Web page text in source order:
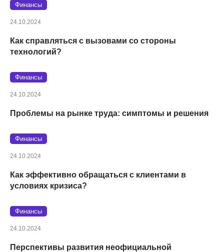
Финансы
24.10.2024
Как справляться с вызовами со стороны
технологий?
Финансы
24.10.2024
Проблемы на рынке труда: симптомы и решения
Финансы
24.10.2024
Как эффективно обращаться с клиентами в
условиях кризиса?
Финансы
24.10.2024
Перспективы развития неофициальной